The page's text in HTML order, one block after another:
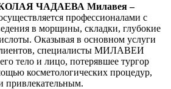
ЧАДАЕВА Милавея –
профессионалами с
в морщины, складки, глубокие
Оказывая в основном услуги
специалисты МИЛАВЕИ
тело и лицо, потерявшее тургор
косметологических процедур,
привлекательным.